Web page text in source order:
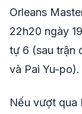
Orleans
22h20 ngày
tự 6 (sau trận
và Pai Yu-po).
Nếu vượt qua